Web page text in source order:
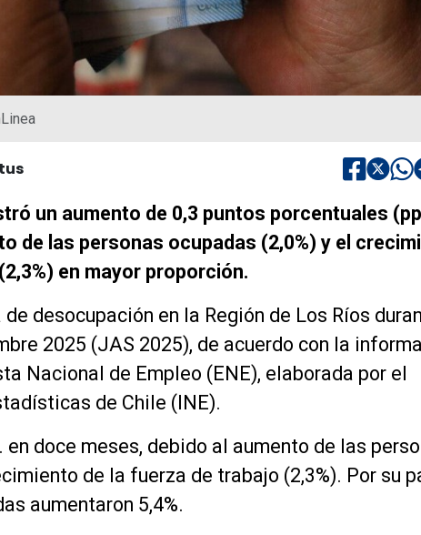
un aumento de 0,3 puntos porcentuales
de las personas ocupadas (2,0%) y el
en mayor proporción.
de desocupación en la Región de Los Ríos
2025 (JAS 2025), de acuerdo con la
Nacional de Empleo (ENE), elaborada por el
de Chile (INE).
doce meses, debido al aumento de las
de la fuerza de trabajo (2,3%). Por su
aumentaron 5,4%.